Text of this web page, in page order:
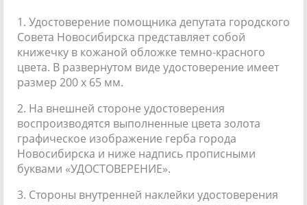
1. Удостоверение помощника депутата городского
Совета Новосибирска представляет собой
книжечку в кожаной обложке темно-красного
цвета. В развернутом виде удостоверение имеет
размер 200 x 65 мм.
2. На внешней стороне удостоверения
воспроизводятся выполненные цвета золота
графическое изображение герба города
Новосибирска и ниже надпись прописными
буквами «УДОСТОВЕРЕНИЕ».
3. Стороны внутренней наклейки удостоверения